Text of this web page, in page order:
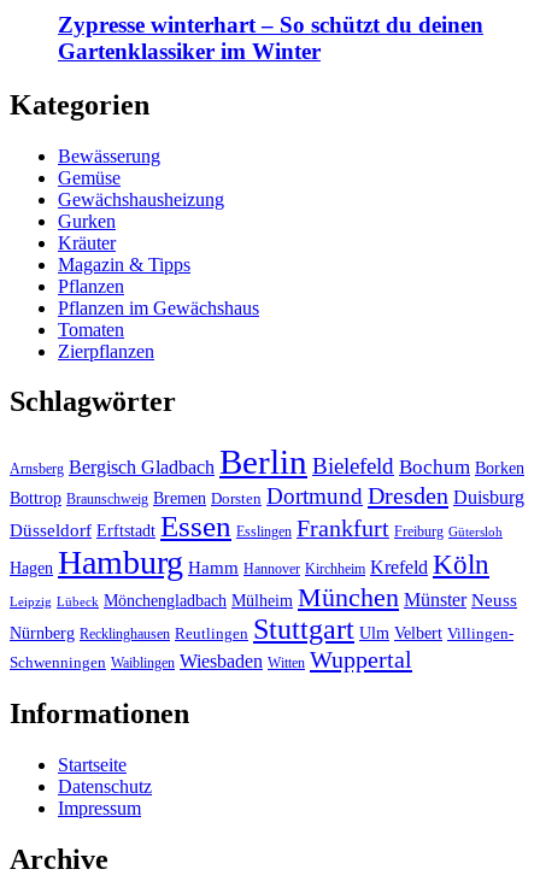
Zypresse winterhart – So schützt du deinen
Gartenklassiker im Winter
Kategorien
Bewässerung
Gemüse
Gewächshausheizung
Gurken
Kräuter
Magazin & Tipps
Pflanzen
Pflanzen im Gewächshaus
Tomaten
Zierpflanzen
Schlagwörter
Arnsberg Bergisch Gladbach Berlin Bielefeld Bochum Borken
Bottrop Braunschweig Bremen Dorsten DortmundDresden Duisburg
Düsseldorf Erftstadt Essen Esslingen Frankfurt Freiburg Gütersloh
Hagen Hamburg Hamm Hannover Kirchheim Krefeld Köln
Leipzig Lübeck Mönchengladbach Mülheim München Münster Neuss
Nürnberg Recklinghausen Reutlingen Stuttgart Ulm Velbert Villingen-
Schwenningen Waiblingen Wiesbaden Witten Wuppertal
Informationen
Startseite
Datenschutz
Impressum
Archive